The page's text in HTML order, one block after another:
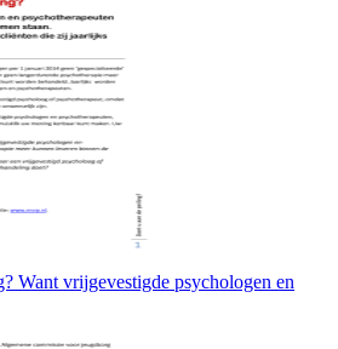
Want vrijgevestigde psychologen en